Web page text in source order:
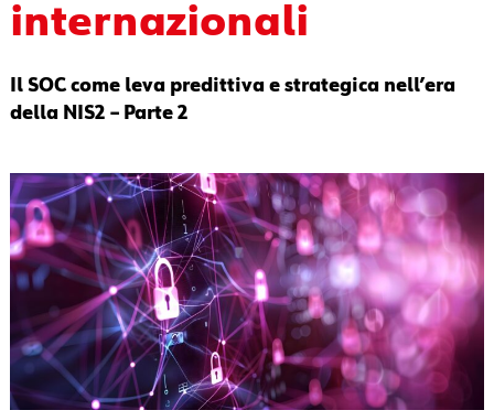
internazionali
Il SOC come leva predittiva e strategica nell’era
della NIS2 – Parte 2